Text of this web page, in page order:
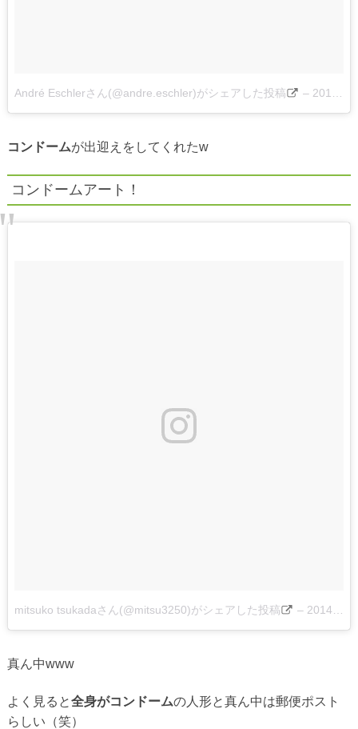
André Eschlerさん(@andre.eschler)がシェアした投稿 – 2017 2月 20 6:31午前 PST
コンドームが出迎えをしてくれたw
コンドームアート！
mitsuko tsukadaさん(@mitsu3250)がシェアした投稿 – 2014 12月 21 9:36午前 PST
真ん中www
よく見ると全身がコンドームの人形と真ん中は郵便ポスト
らしい（笑）